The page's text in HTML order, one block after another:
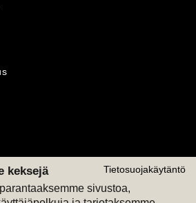
Tietosuojakäytäntö
keksejä
sivustoa,